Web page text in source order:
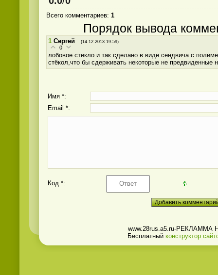
Всего комментариев: 1
Порядок вывода
1 Сергей (14.12.2013 19:59)
0
лобовое стекло и так сделано в виде сендвича с
стёкол,что бы сдерживать некоторые не предвиденные
Имя *:
Email *:
Код *:
www.28rus.a5.ru-РЕКЛАММА
Бесплатный конструктор